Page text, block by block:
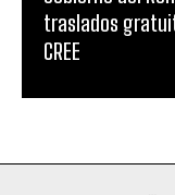
traslados
CREE